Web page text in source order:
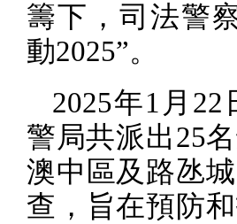
籌下，司法警
動2025”。
2025年1 月 22
警局共派出25
澳中區及路氹
查，旨在預防